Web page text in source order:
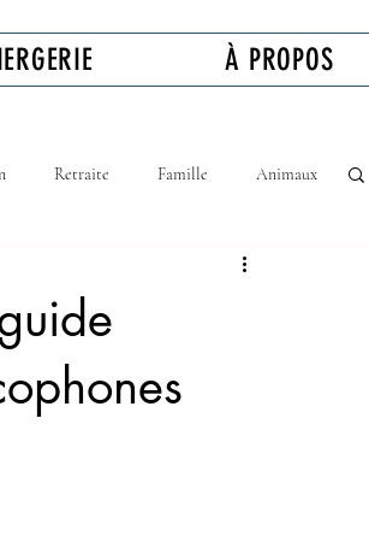
À PROPOS
Retraite Famille Animaux